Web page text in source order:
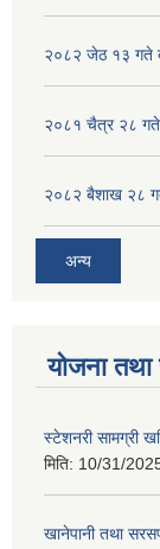
२०८२ जेठ १३ गते
२०८१ चैत्र २८ गते
२०८२ बैशाख २८ गते
अन्य
योजना तथा
स्टेशनरी सामग्री
मिति: 10/31/
खानेपानी तथा